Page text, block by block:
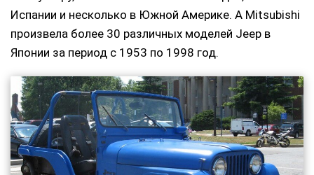
Испании и несколько в Южной Америке. А Mitsubishi
произвела более 30 различных моделей Jeep в
Японии за период с 1953 по 1998 год.